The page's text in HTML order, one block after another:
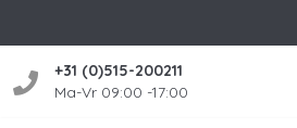
+31 (0)515-200211
Ma-Vr 09:00 -17:00